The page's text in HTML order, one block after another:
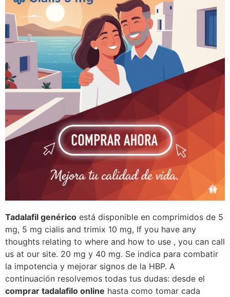
Tadalafil genérico está disponible en comprimidos de 5
mg, 5 mg cialis and trimix 10 mg, If you have any
thoughts relating to where and how to use , you can call
us at our site. 20 mg y 40 mg. Se indica para combatir
la impotencia y mejorar signos de la HBP. A
continuación resolvemos todas tus dudas: desde el
comprar tadalafilo online hasta como tomar cada